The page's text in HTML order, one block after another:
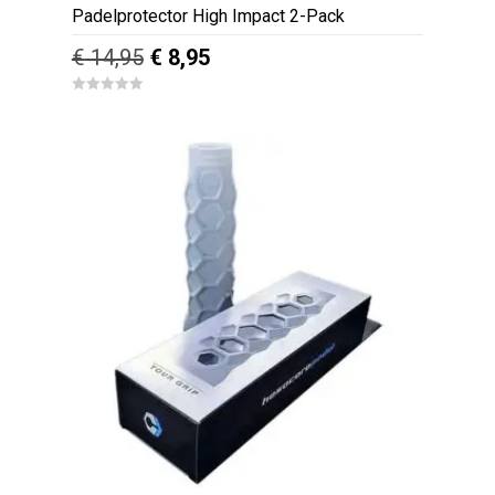
Padelprotector High Impact 2-Pack
€14,95 Oorspronkelijke
€ 14,95.
€ 8,95Huidige
€ 8,95.